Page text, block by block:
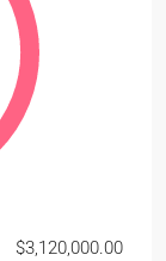
$3,120,000.00